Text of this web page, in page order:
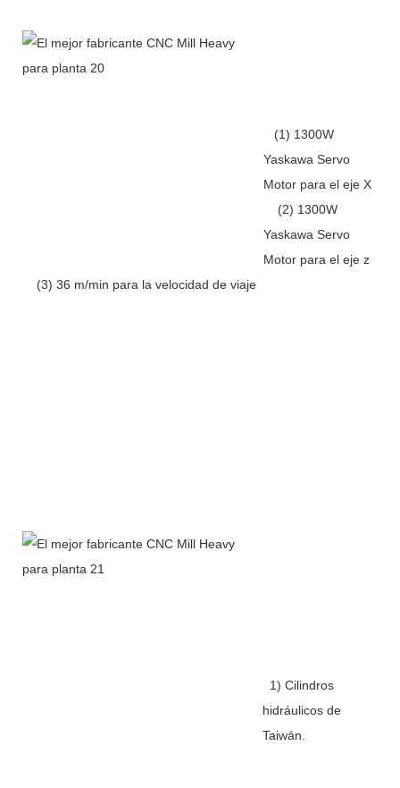
(1) 1300W
Yaskawa Servo
Motor para el eje X
(2) 1300W
Yaskawa Servo
Motor para el eje z
(3) 36 m/min para la velocidad de viaje
1) Cilindros
hidráulicos de
Taiwán.